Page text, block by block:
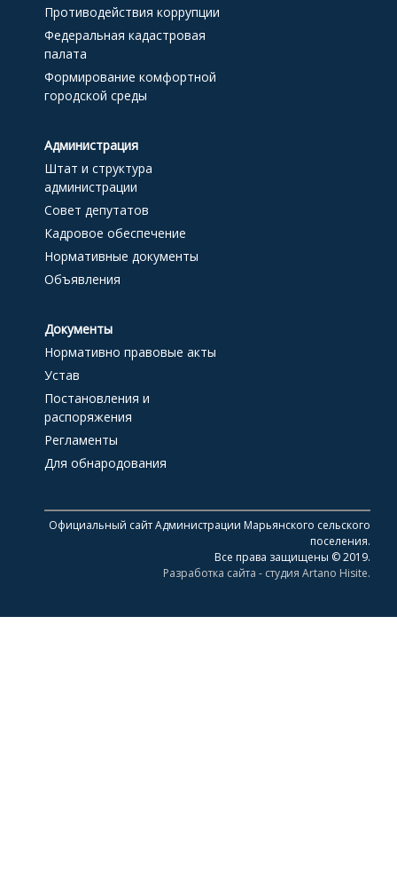
Противодействия коррупции
Федеральная кадастровая
палата
Формирование комфортной
городской среды
Администрация
Штат и структура
администрации
Совет депутатов
Кадровое обеспечение
Нормативные документы
Объявления
Документы
Нормативно правовые акты
Устав
Постановления и
распоряжения
Регламенты
Для обнародования
Официальный сайт Администрации Марьянского сельского
поселения.
Все права защищены © 2019.
Разработка сайта - студия Artano Hisite.